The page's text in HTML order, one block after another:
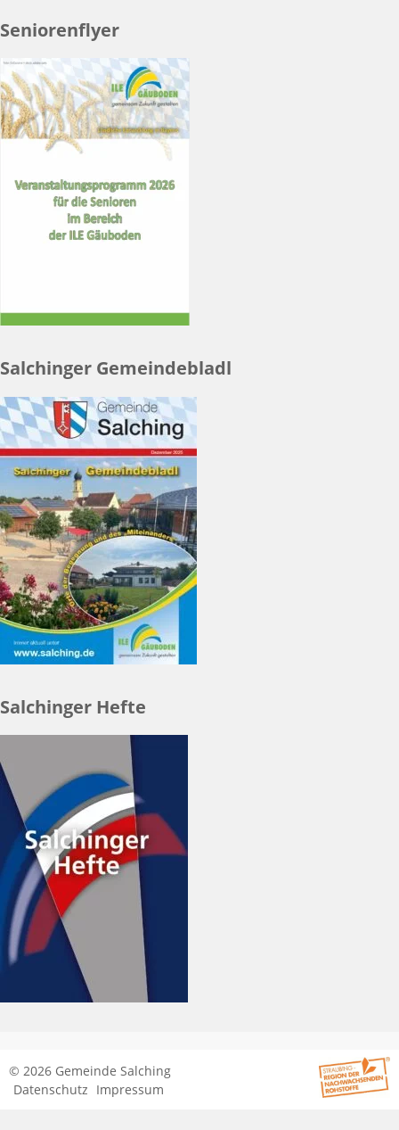
Seniorenflyer
Salchinger Gemeindebladl
Salchinger Hefte
© 2026 Gemeinde Salching
Datenschutz Impressum